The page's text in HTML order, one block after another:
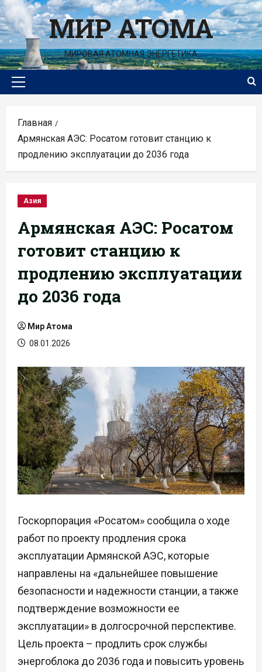
Перейти
к
содержимомуМИР АТОМА
МИРОВАЯ АТОМНАЯ ЭНЕРГЕТИКА
Основное
Главная
Армянская АЭС: Росатом готовит станцию к
продлению эксплуатации до 2036 года
Азия
Армянская АЭС: Росатом
готовит станцию к
продлению эксплуатации
до 2036 года
Мир Атома
08.01.2026
Госкорпорация «Росатом» сообщила о ходе
работ по проекту продления срока
эксплуатации Армянской АЭС, которые
направлены на «дальнейшее повышение
безопасности и надежности станции, а также
подтверждение возможности ее
эксплуатации» в долгосрочной перспективе.
Цель проекта – продлить срок службы
энергоблока до 2036 года и повысить уровень